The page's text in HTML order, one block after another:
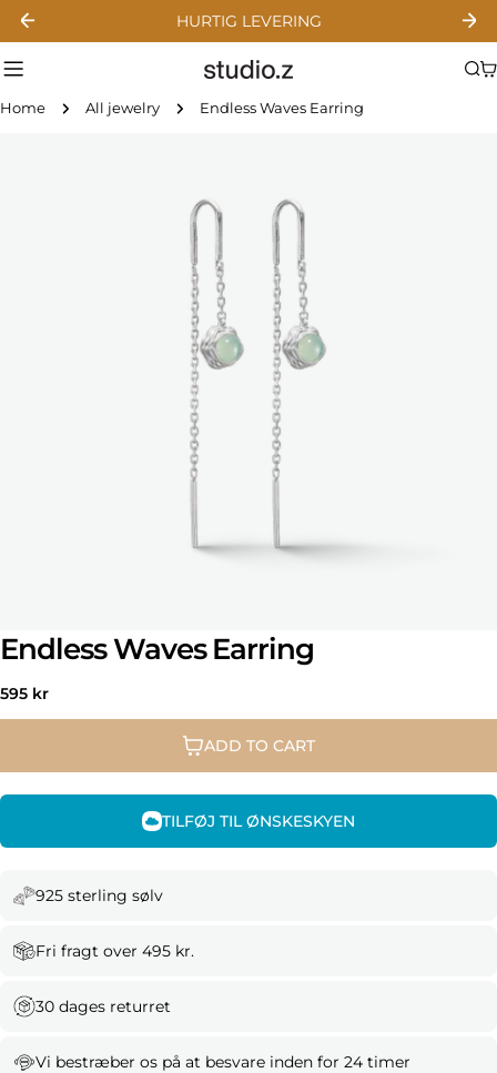
Skip
content
HURTIG LEVERING
Home All jewelry Endless Waves Earring
Endless Waves Earring
Regular
price
595 kr
ADD TO CART
TILFØJ TIL ØNSKESKYEN
925 sterling sølv
Fri fragt over 495 kr.
30 dages returret
Vi bestræber os på at besvare inden for 24 timer